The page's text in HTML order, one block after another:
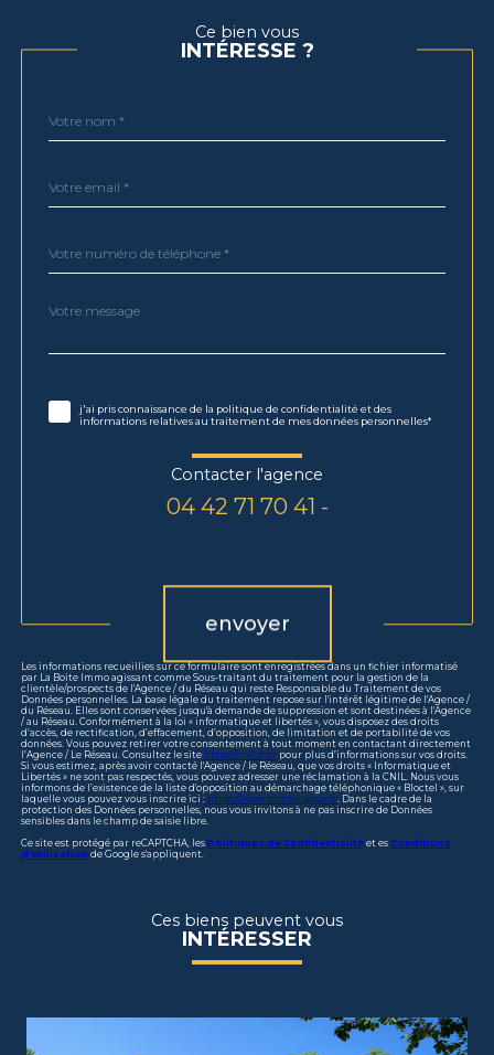
Ce bien vous
INTÉRESSE ?
par
*
*
*
Fieldset
Message
*
j'ai pris connaissance de la politique de confidentialité et des
informations relatives au traitement de mes données personnelles*
Contacter l'agence
04 42 71 70 41 -
envoyer
Les informations recueillies sur ce formulaire sont enregistrées dans un fichier informatisé
par La Boite Immo agissant comme Sous-traitant du traitement pour la gestion de la
clientèle/prospects de l'Agence / du Réseau qui reste Responsable du Traitement de vos
Données personnelles. La base légale du traitement repose sur l'intérêt légitime de l'Agence /
du Réseau. Elles sont conservées jusqu'à demande de suppression et sont destinées à l'Agence
/ au Réseau. Conformément à la loi « informatique et libertés », vous disposez des droits
d’accès, de rectification, d’effacement, d’opposition, de limitation et de portabilité de vos
données. Vous pouvez retirer votre consentement à tout moment en contactant directement
l’Agence / Le Réseau. Consultez le site https://cnil.fr/fr pour plus d’informations sur vos droits.
Si vous estimez, après avoir contacté l'Agence / le Réseau, que vos droits « Informatique et
Libertés » ne sont pas respectés, vous pouvez adresser une réclamation à la CNIL. Nous vous
informons de l’existence de la liste d'opposition au démarchage téléphonique « Bloctel », sur
laquelle vous pouvez vous inscrire ici : https://www.bloctel.gouv.fr. Dans le cadre de la
protection des Données personnelles, nous vous invitons à ne pas inscrire de Données
sensibles dans le champ de saisie libre.
Ce site est protégé par reCAPTCHA, les Politiques de Confidentialité et es Conditions
d'utilisation de Google s'appliquent.
Ces biens peuvent vous
INTÉRESSER